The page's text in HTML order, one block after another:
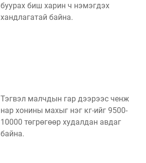
буурах биш харин ч нэмэгдэх
хандлагатай байна.
Тэгвэл малчдын гар дээрээс ченж
нар хонины махыг нэг кг-ийг 9500-
10000 төгрөгөөр худалдан авдаг
байна.